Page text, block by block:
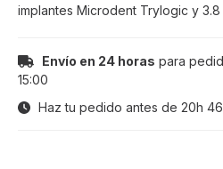
implantes Microdent Trylogic y
Envío en 24 horas para
15:00
Haz tu pedido antes de 20h